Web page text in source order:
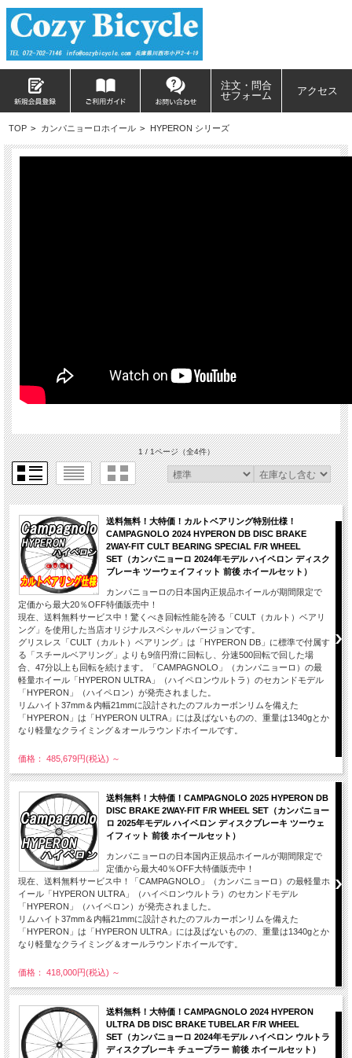
注文・問合
せフォーム
アクセス
TOP > カンパニョーロホイール > HYPERON シリーズ
1 / 1ページ（全4件）
送料無料！大特価！カルトベアリング特別仕様！
CAMPAGNOLO 2024 HYPERON DB DISC BRAKE
2WAY-FIT CULT BEARING SPECIAL F/R WHEEL
SET（カンパニョーロ 2024年モデル ハイペロン ディスク
ブレーキ ツーウェイフィット 前後 ホイールセット）
カンパニョーロの日本国内正規品ホイールが期間限定で
定価から最大20％OFF特価販売中！
現在、送料無料サービス中！驚くべき回転性能を誇る「CULT（カルト）ベアリ
ング」を使用した当店オリジナルスペシャルバージョンです。
グリスレス「CULT（カルト）ベアリング」は「HYPERON DB」に標準で付属す
る「スチールベアリング」よりも9倍円滑に回転し、分速500回転で回した場
合、47分以上も回転を続けます。「CAMPAGNOLO」（カンパニョーロ）の最
軽量ホイール「HYPERON ULTRA」（ハイペロンウルトラ）のセカンドモデル
「HYPERON」（ハイペロン）が発売されました。
リムハイト37mm＆内幅21mmに設計されたのフルカーボンリムを備えた
「HYPERON」は「HYPERON ULTRA」には及ばないものの、重量は1340gとか
なり軽量なクライミング＆オールラウンドホイールです。
価格： 485,679円(税込) ～
送料無料！大特価！CAMPAGNOLO 2025 HYPERON DB
DISC BRAKE 2WAY-FIT F/R WHEEL SET（カンパニョー
ロ 2025年モデル ハイペロン ディスクブレーキ ツーウェ
イフィット 前後 ホイールセット）
カンパニョーロの日本国内正規品ホイールが期間限定で
定価から最大40％OFF大特価販売中！
現在、送料無料サービス中！「CAMPAGNOLO」（カンパニョーロ）の最軽量ホ
イール「HYPERON ULTRA」（ハイペロンウルトラ）のセカンドモデル
「HYPERON」（ハイペロン）が発売されました。
リムハイト37mm＆内幅21mmに設計されたのフルカーボンリムを備えた
「HYPERON」は「HYPERON ULTRA」には及ばないものの、重量は1340gとか
なり軽量なクライミング＆オールラウンドホイールです。
価格： 418,000円(税込) ～
送料無料！大特価！CAMPAGNOLO 2024 HYPERON
ULTRA DB DISC BRAKE TUBELAR F/R WHEEL
SET（カンパニョーロ 2024年モデル ハイペロン ウルトラ
ディスクブレーキ チューブラー 前後 ホイールセット）